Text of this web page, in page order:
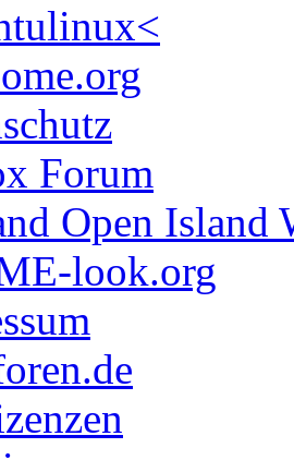
Forum
Open Island
look.org